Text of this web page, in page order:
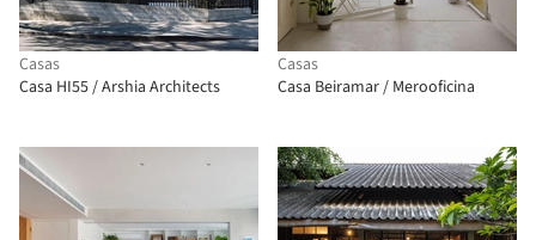
Casas
Casa HI55 / Arshia Architects
Casas
Casa Beiramar / Merooficina